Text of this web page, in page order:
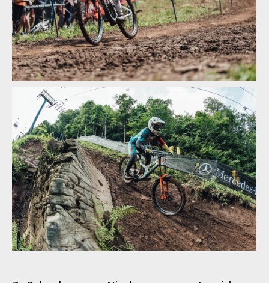
Světový pohátr ve sjezdu, Snowshow: lídři zvětšují náskok
Světový pohátr ve sjezdu, Snowshow: lídři zvětšují náskok
Světový pohátr ve sjezdu, Snowshow: lídři zvětšují náskok
Světový pohátr ve sjezdu, Snowshow: lídři zvětšují náskok
Světový pohátr ve sjezdu, Snowshow: lídři zvětšují náskok
Světový pohátr ve sjezdu, Snowshow: lídři zvětšují náskok
Světový pohátr ve sjezdu, Snowshow: lídři zvětšují náskok